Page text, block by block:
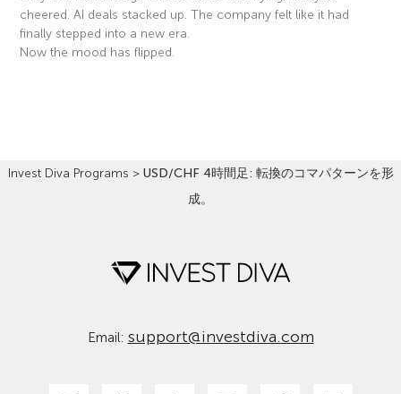
cheered. AI deals stacked up. The company felt like it had
finally stepped into a new era.
Now the mood has flipped.
Invest Diva Programs > USD/CHF 4時間足: 転換のコマパターンを形
成。
Email: support@investdiva.com